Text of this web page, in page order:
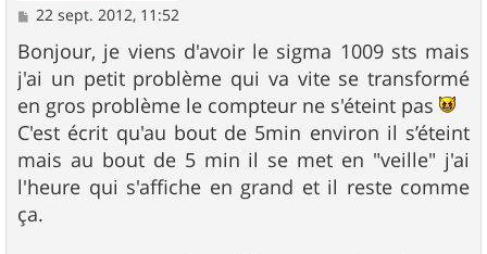
M
s
s
a
g
e
22 sept. 2012, 11:52
Bonjour, je viens d'avoir le sigma 1009 sts mais
j'ai un petit problème qui va vite se transformé
en gros problème le compteur ne s'éteint pas
C'est écrit qu'au bout de 5min environ il s’éteint
mais au bout de 5 min il se met en "veille" j'ai
l'heure qui s'affiche en grand et il reste comme
ça.